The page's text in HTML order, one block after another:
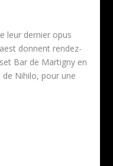
leur dernier opus
donnent rendez-
Bar de Martigny en
Nihilo, pour une